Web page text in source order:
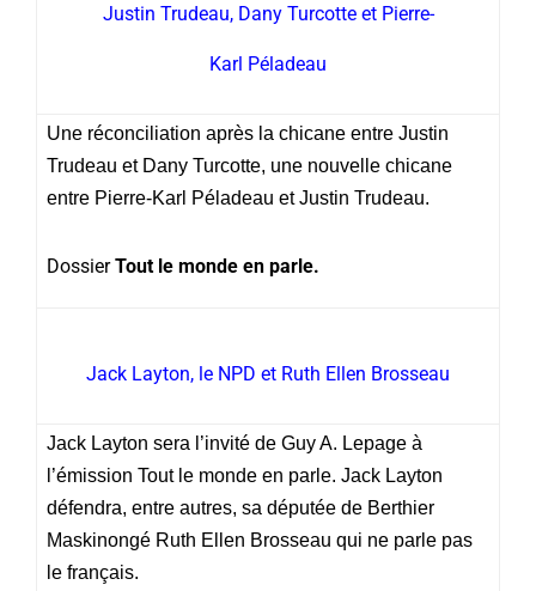
Justin Trudeau, Dany Turcotte et Pierre-
Karl Péladeau
Une réconciliation après la chicane entre Justin
Trudeau et Dany Turcotte, une nouvelle chicane
entre Pierre-Karl Péladeau et Justin Trudeau.
DossierTout le monde en parle.
Jack Layton, le NPD et Ruth Ellen Brosseau
Jack Layton sera l’invité de Guy A. Lepage à
l’émission Tout le monde en parle. Jack Layton
défendra, entre autres, sa députée de Berthier
Maskinongé Ruth Ellen Brosseau qui ne parle pas
le français.